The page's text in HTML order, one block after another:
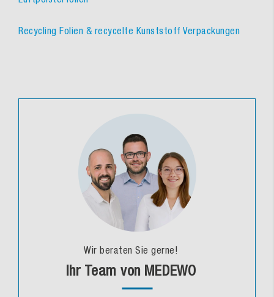
Recycling Folien & recycelte Kunststoff Verpackungen
Wir beraten Sie gerne!
Ihr Team von MEDEWO